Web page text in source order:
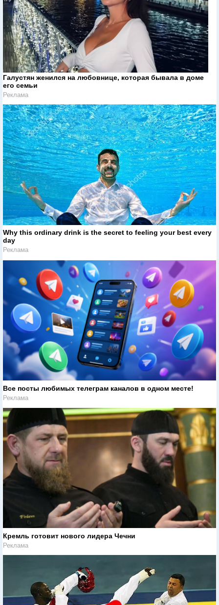
Галустян женился на любовнице, которая бывала в доме
его семьи
Реклама
Why this ordinary drink is the secret to feeling your best every
day
Реклама
Все посты любимых телеграм каналов в одном месте!
Реклама
Кремль готовит нового лидера Чечни
Реклама